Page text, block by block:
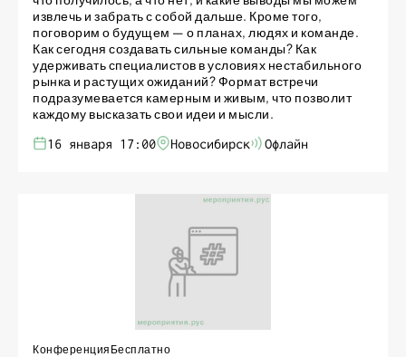
извлечь и забрать с собой дальше. Кроме того,
поговорим о будущем — о планах, людях и команде.
Как сегодня создавать сильные команды? Как
удерживать специалистов в условиях нестабильного
рынка и растущих ожиданий? Формат встречи
подразумевается камерным и живым, что позволит
каждому высказать свои идеи и мысли.
16 января 17:00
Новосибирск Офлайн
Конференция Бесплатно